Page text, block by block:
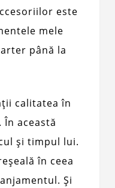
este
mele
până la
calitatea în
această
și timpul lui.
în ceea
Și